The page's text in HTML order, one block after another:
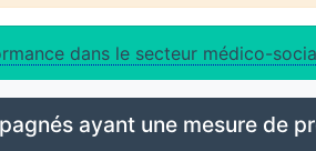
dans le secteur médico-
ayant une mesure de